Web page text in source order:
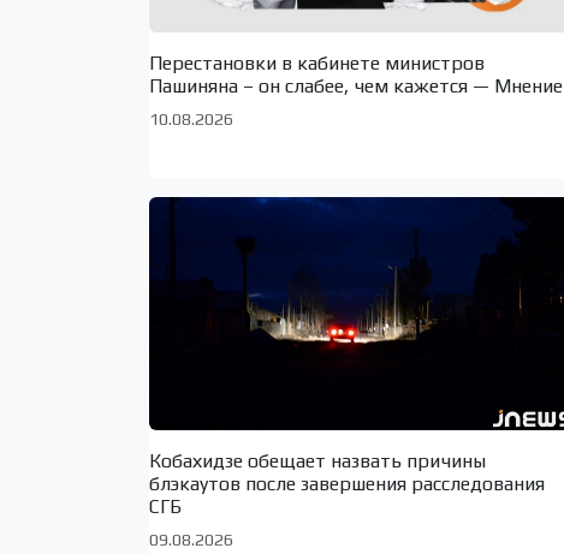
Перестановки в кабинете министров
Пашиняна – он слабее, чем кажется — Мнение
10.08.2026
Кобахидзе обещает назвать причины
блэкаутов после завершения расследования
СГБ
09.08.2026